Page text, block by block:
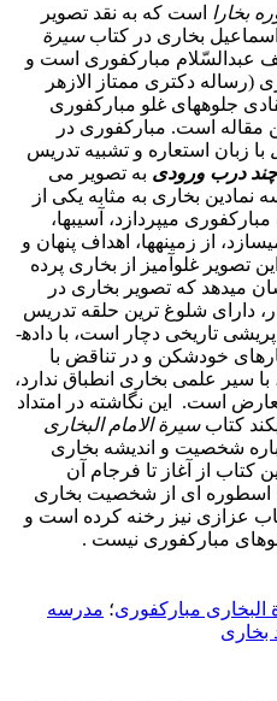
بخارا است که به نقد تصویر
اسماعیل بخاری در کتابسیرة
عبدالسّلام مبارکفوری است و
(رساله دکتری ممتاز الازهر
جلوه­های غلو مبارکفوری
مقاله است. مبارکفوری در
با زبان استعاره و تشبیه تدریس
درب ورودی به تصویر می
نمادین بخاری به مثابه یکی از
می­پردازد، آسیب­ها،
از زمینه­ها، اهداف پنهان و
تصویر غلوآمیز از بخاری پرده
می­دهد که تصویر بخاری در
دارای شلوغ ترین حلقه تدریس
تاریخی دچار است، با داده­
خودشکن و در تناقض با
سیر علمی بخاری انطباق ندارد،
است. این نگاشته در امتداد
کتابسیرة الامام البخاری
شخصیت و اندیشه بخاری
از آغاز تا فرجام آن
اسطوره ای از شخصیت بخاری
عزازی نیز رخنه کرده است و
مبارکفوری نیست .
البخاری مبارکفوری؛ مدرسه
بخاری